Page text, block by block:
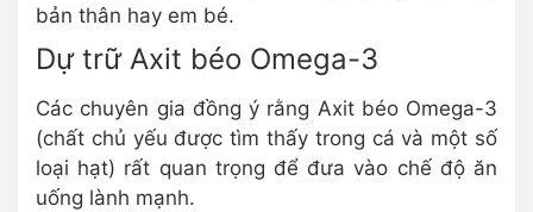
bản thân hay em bé.
Dự trữ Axit béo Omega-3
Các chuyên gia đồng ý rằng Axit béo Omega-3
(chất chủ yếu được tìm thấy trong cá và một số
loại hạt) rất quan trọng để đưa vào chế độ ăn
uống lành mạnh.